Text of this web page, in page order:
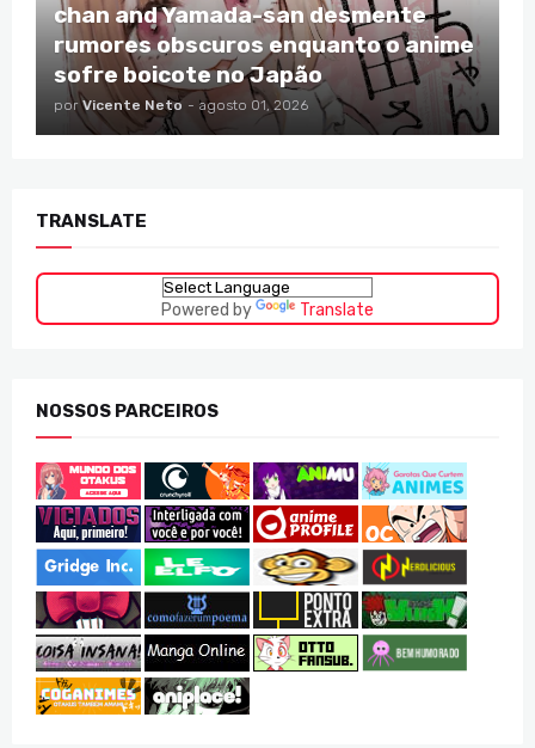
chan and Yamada-san desmente
rumores obscuros enquanto o anime
sofre boicote no Japão
por Vicente Neto - agosto 01, 2026
TRANSLATE
Powered by Translate
NOSSOS PARCEIROS